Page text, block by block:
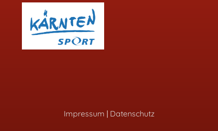
Impressum | Datenschutz